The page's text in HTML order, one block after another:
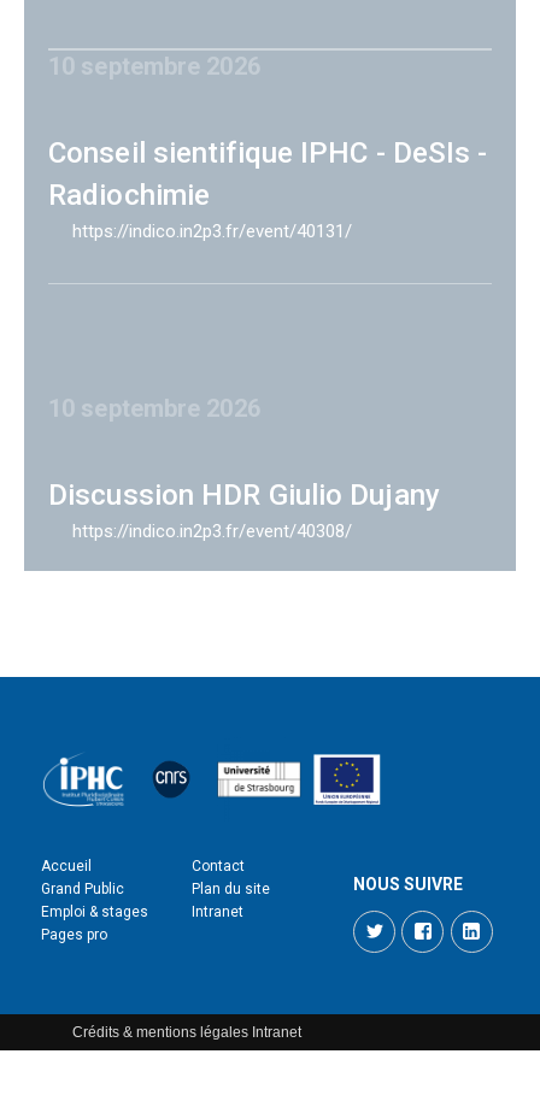
10 septembre 2026
Conseil sientifique IPHC - DeSIs -
Radiochimie
https://indico.in2p3.fr/event/40131/
10 septembre 2026
Discussion HDR Giulio Dujany
https://indico.in2p3.fr/event/40308/
Accueil
Grand Public
Emploi & stages
Pages pro
Contact
Plan du site
Intranet
NOUS SUIVRE
TwitterFacebook
Crédits & mentions légales Intranet